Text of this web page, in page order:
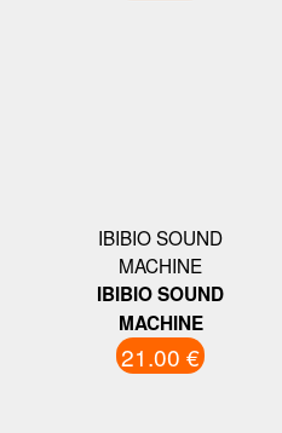
IBIBIO SOUND
MACHINE
IBIBIO SOUND
MACHINE
21.00 €